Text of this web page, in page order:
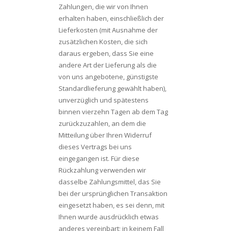
Zahlungen, die wir von Ihnen
erhalten haben, einschließlich der
Lieferkosten (mit Ausnahme der
zusätzlichen Kosten, die sich
daraus ergeben, dass Sie eine
andere Art der Lieferung als die
von uns angebotene, günstigste
Standardlieferung gewählt haben),
unverzüglich und spätestens
binnen vierzehn Tagen ab dem Tag
zurückzuzahlen, an dem die
Mitteilung über Ihren Widerruf
dieses Vertrags bei uns
eingegangen ist. Für diese
Rückzahlung verwenden wir
dasselbe Zahlungsmittel, das Sie
bei der ursprünglichen Transaktion
eingesetzt haben, es sei denn, mit
Ihnen wurde ausdrücklich etwas
anderes vereinbart; in keinem Fall